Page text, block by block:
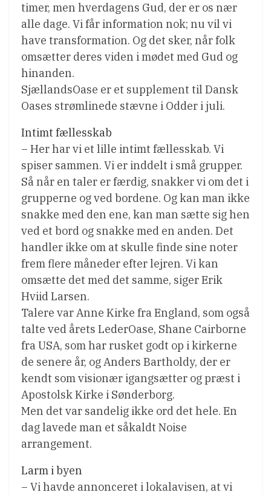
timer, men hverdagens Gud, der er os nær
alle dage. Vi får information nok; nu vil vi
have transformation. Og det sker, når folk
omsætter deres viden i mødet med Gud og
hinanden.
SjællandsOase er et supplement til Dansk
Oases strømlinede stævne i Odder i juli.
Intimt fællesskab
– Her har vi et lille intimt fællesskab. Vi
spiser sammen. Vi er inddelt i små grupper.
Så når en taler er færdig, snakker vi om det i
grupperne og ved bordene. Og kan man ikke
snakke med den ene, kan man sætte sig hen
ved et bord og snakke med en anden. Det
handler ikke om at skulle finde sine noter
frem flere måneder efter lejren. Vi kan
omsætte det med det samme, siger Erik
Hviid Larsen.
Talere var Anne Kirke fra England, som også
talte ved årets LederOase, Shane Cairborne
fra USA, som har rusket godt op i kirkerne
de senere år, og Anders Bartholdy, der er
kendt som visionær igangsætter og præst i
Apostolsk Kirke i Sønderborg.
Men det var sandelig ikke ord det hele. En
dag lavede man et såkaldt Noise
arrangement.
Larm i byen
– Vi havde annonceret i lokalavisen, at vi